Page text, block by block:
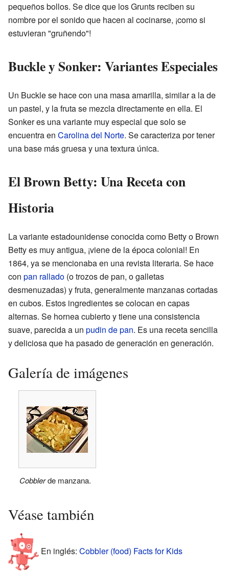
pequeños bollos. Se dice que los Grunts reciben su
nombre por el sonido que hacen al cocinarse, ¡como si
estuvieran "gruñendo"!
Buckle y Sonker: Variantes Especiales
Un Buckle se hace con una masa amarilla, similar a la de
un pastel, y la fruta se mezcla directamente en ella. El
Sonker es una variante muy especial que solo se
encuentra en Carolina del Norte. Se caracteriza por tener
una base más gruesa y una textura única.
El Brown Betty: Una Receta con
Historia
La variante estadounidense conocida como Betty o Brown
Betty es muy antigua, ¡viene de la época colonial! En
1864, ya se mencionaba en una revista literaria. Se hace
con pan rallado (o trozos de pan, o galletas
desmenuzadas) y fruta, generalmente manzanas cortadas
en cubos. Estos ingredientes se colocan en capas
alternas. Se hornea cubierto y tiene una consistencia
suave, parecida a un pudin de pan. Es una receta sencilla
y deliciosa que ha pasado de generación en generación.
Galería de imágenes
Cobblerde manzana.
Véase también
En inglés: Cobbler (food) Facts for Kids